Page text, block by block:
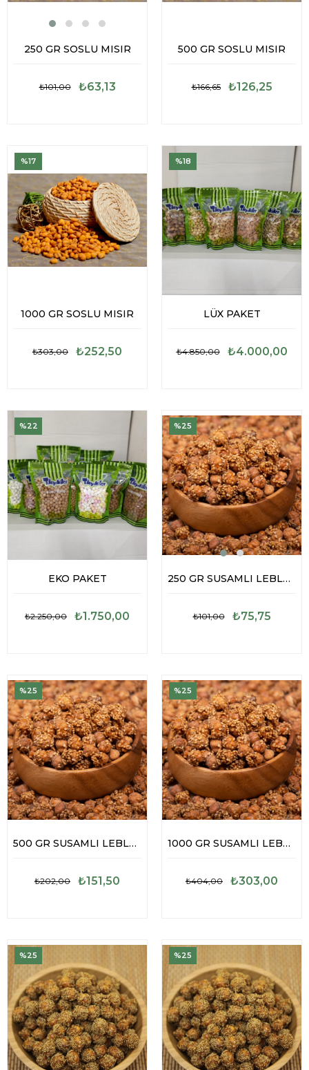
250 GR SOSLU MISIR
₺63,13
₺101,00
500 GR SOSLU MISIR
₺126,25
₺166,65
1000 GR SOSLU MISIR
₺252,50
₺303,00
%17
LÜX PAKET
₺4.000,00
₺4.850,00
%18
EKO PAKET
₺1.750,00
₺2.250,00
%22
250 GR SUSAMLI LEBLEBİ
₺75,75
₺101,00
%25
500 GR SUSAMLI LEBLEBİ
₺151,50
₺202,00
%25
1000 GR SUSAMLI LEBLEBİ
₺303,00
₺404,00
%25
%25 %25